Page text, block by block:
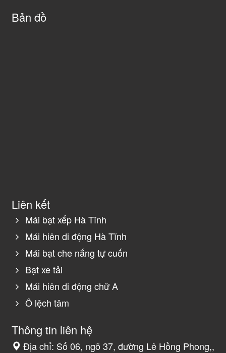
Bản đồ
Liên kết
Mái bạt xếp Hà Tĩnh
Mái hiên di động Hà Tĩnh
Mái bạt che nắng tự cuốn
Bạt xe tải
Mái hiên di động chữ A
Ô lệch tâm
Thông tin liên hệ
Địa chỉ: Số 06, ngõ 37, đường Lê Hồng Phong,,